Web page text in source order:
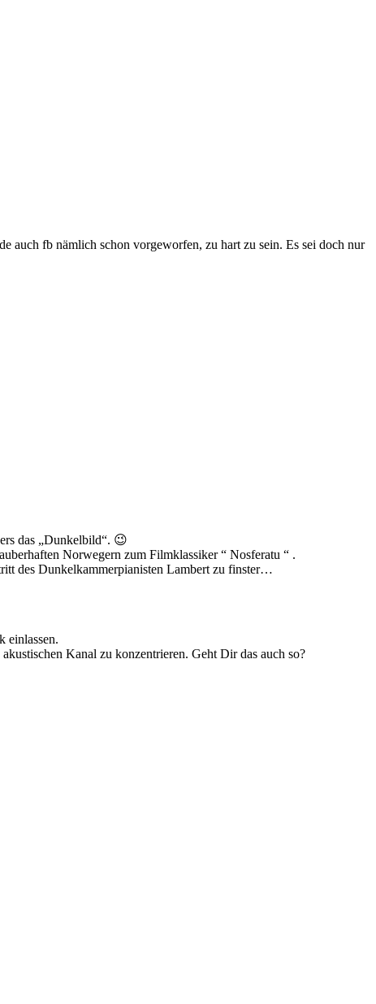
auch fb nämlich schon vorgeworfen, zu hart zu sein. Es sei doch nur
das „Dunkelbild“. 😉
Norwegern zum Filmklassiker “ Nosferatu “ .
des Dunkelkammerpianisten Lambert zu finster…
einlassen.
Kanal zu konzentrieren. Geht Dir das auch so?